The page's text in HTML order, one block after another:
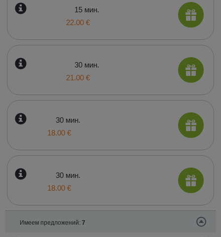
15 мин.
22.00 €
30 мин.
21.00 €
30 мин.
18.00 €
30 мин.
18.00 €
Имеем предложений: 7